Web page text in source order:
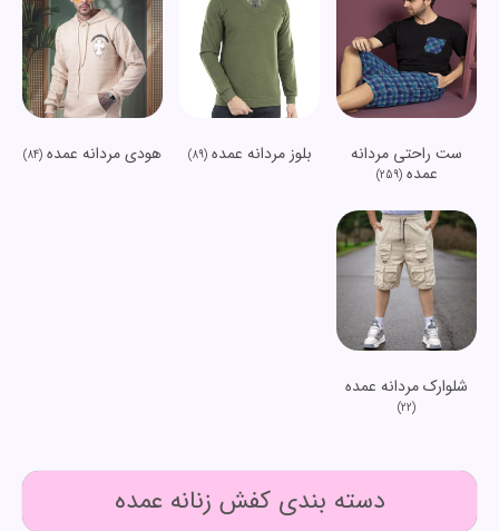
ست راحتی مردانه
عمده(259)
بلوز مردانه عمده(89) هودی مردانه عمده (84)
شلوارک مردانه عمده
(22)
دسته بندی کفش زنانه عمده